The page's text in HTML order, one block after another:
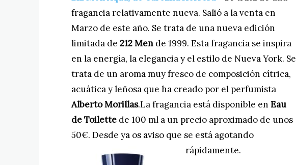
fragancia relativamente nueva. Salió a la venta en
Marzo de este año. Se trata de una nueva edición
limitada de 212 Men de 1999. Esta fragancia se inspira
en la energía, la elegancia y el estilo de Nueva York. Se
trata de un aroma muy fresco de composición cítrica,
acuática y leñosa que ha creado por el perfumista
Alberto Morillas.La fragancia está disponible en Eau
de Toilette de 100 ml a un precio aproximado de unos
50€. Desde ya os aviso que se está agotando
rápidamente.